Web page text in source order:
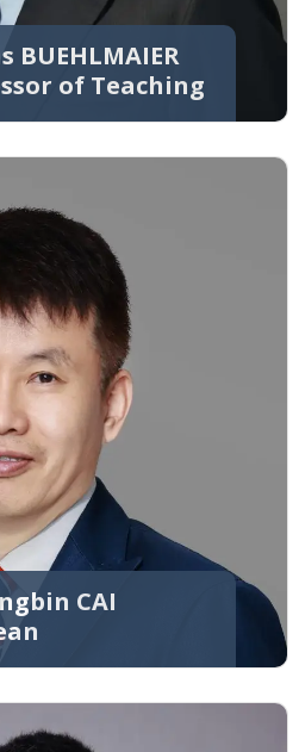
of Teaching
CAI